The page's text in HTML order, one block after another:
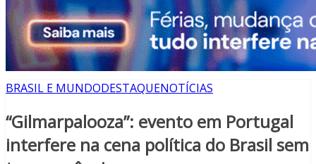
BRASIL E MUNDODESTAQUENOTÍCIAS
“Gilmarpalooza”: evento em Portugal
interfere na cena política do Brasil sem